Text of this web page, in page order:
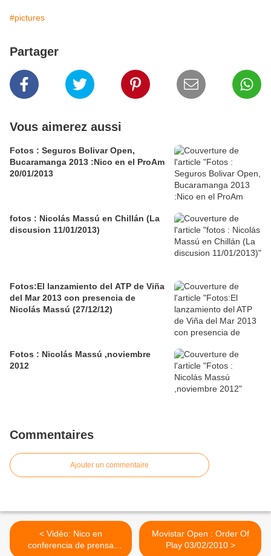
#pictures
Partager
Vous aimerez aussi
Fotos : Seguros Bolivar Open,
Bucaramanga 2013 :Nico en el ProAm
20/01/2013
fotos : Nicolás Massú en Chillán (La
discusion 11/01/2013)
Fotos:El lanzamiento del ATP de Viña
del Mar 2013 con presencia de
Nicolás Massú (27/12/12)
Fotos : Nicolás Massú ,noviembre
2012
Commentaires
Ajouter un commentaire
< Vidéo: Nico en
conferencia de prensa
Movistar Open : Order Of
Play 03/02/2010 >